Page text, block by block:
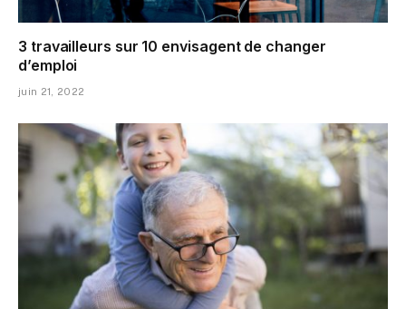
3 travailleurs sur 10 envisagent de changer
d’emploi
juin 21, 2022